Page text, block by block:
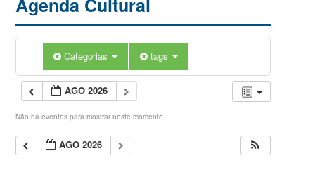
Categorias tags
AGO 2026
Não há eventos para mostrar neste momento.
AGO 2026